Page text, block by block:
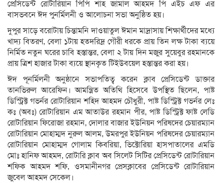
প্রেসিডেন্ট রোটারিয়ান পিপি শাহ জামাল আহমদ পি এইচ এফ এর
বাসভবনে ঈদ পুনর্মিলনী ও আলোচনা সভা অনুষ্ঠিত হয়।
দুপুর সাড়ে বরোটায় চিন্তামনি দাওয়াতুল ঈমান মাদ্রাসায় শিক্ষার্থীদের মধ্যে
খাদ্য বিতরণ, বেলা ১টায় হতদরিদ্র গৌরী ধরকে প্রায় তিন লক্ষ টাকা ব্যয়ে
নির্মিত নতুন ঘরের চাবি হস্তান্তর, বেলা ২ টায় দিন মজুর সুয়েবুর রহমানকে
প্রায় ত্রিশ হাজার টাকা ব্যয়ে স্থানকৃত টিইউবয়েল হস্তান্তর করা হয়।
ঈদ পূনর্মিলনী অনুষ্ঠানে সভাপতিত্ব করেন ক্লাব প্রেসিডেন্ট ডাক্তার
তানভিরুল আরেফিন। আমন্ত্রিত অতিথি হিসেবে উপস্থিত ছিলেন, পাষ্ট
ডিস্ট্রিক্ট গভর্নর রোটারিয়ান শহিদ আহমদ চৌধুরী, পাষ্ট ডিস্ট্রিক্ট গভর্নর লেঃ
কঃ (অবঃ) রোটারিয়ান এম আতাউর রহমান পীর, পাষ্ট ডিস্ট্রিক্ট ফাষ্ট লেডি
রোটারিয়ান ফিরোজা রহমান, দোলার বাজার ইউনিয়ন পরিষদের চেয়ারম্যান
রোটারিয়ান মোহাম্মদ নুরুল আলম, উমরপুর ইউনিয়ন পরিষদের চেয়ারম্যান
রোটারিয়ান মোহাম্মদ গোলাম কিবরিয়া, ভিক্টোরিয়া হাসপাতালের এমডি
মোঃ হানিফ আহমদ, রোটারি ক্লাব অব সিলেট সিটির প্রেসিডেন্ট রোটারিয়ান
শফিক আহমদ শফি, ওসমানীনগর প্রেসক্লাবের প্রেসিডেন্ট রোটারিয়ান
জুবেল আহমদ সেকেল।